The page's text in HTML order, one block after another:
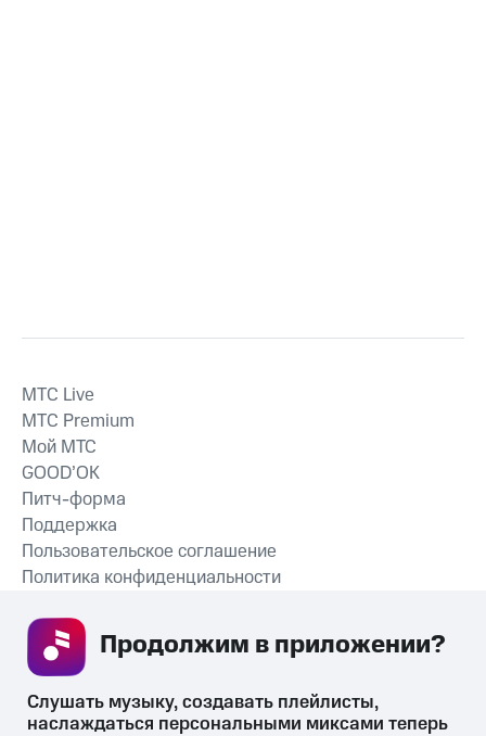
СКАЧАТЬ ПРИЛОЖЕНИЕ
MTС Live
MTС Premium
Мой МТС
GOOD’OK
Питч-форма
Поддержка
Пользовательское соглашение
Политика конфиденциальности
Слушать музыку, создавать плейлисты,
наслаждаться персональными миксами теперь